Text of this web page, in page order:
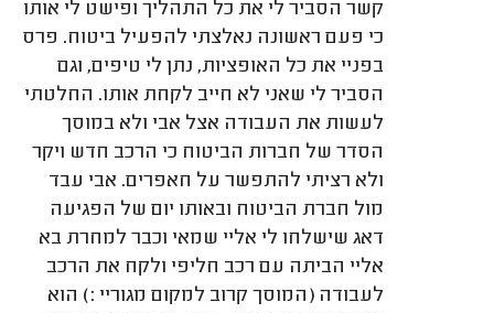
קשר הסביר לי את כל התהליך ופישט לי אותו
כי פעם ראשונה נאלצתי להפעיל ביטוח. פרס
בפניי את כל האופציות, נתן לי טיפים, וגם
הסביר לי שאני לא חייב לקחת אותו. החלטתי
לעשות את העבודה אצל אבי ולא במוסך
הסדר של חברות הביטוח כי הרכב חדש ויקר
ולא רציתי להתפשר על חאפרים. אבי עבד
מול חברת הביטוח ובאותו יום של הפגיעה
דאג שישלחו לי אליי שמאי וכבר למחרת בא
אליי הביתה עם רכב חליפי ולקח את הרכב
לעבודה (המוסך קרוב למקום מגוריי :) הוא